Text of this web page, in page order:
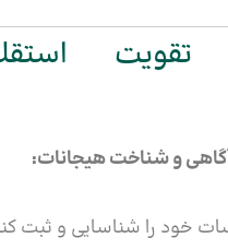
تقویت
و شناخت هیجانات:
خود را شناسایی و ثبت